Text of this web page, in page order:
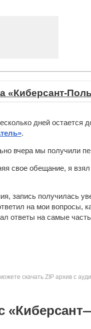
«Киберсант-
дней остается
.
вчера мы получили
свое обещание, я
запись получилась
на мои вопросы,
ответы на самые
скачать ZIP архив с